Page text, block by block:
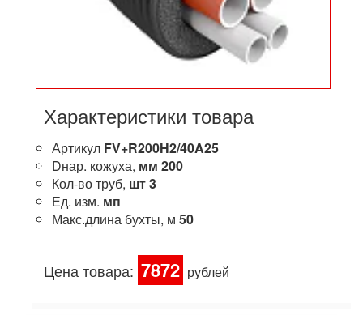
Характеристики товара
Артикул FV+R200H2/40A25
Dнар. кожуха, мм 200
Кол-во труб, шт3
Ед. изм. мп
Макс.длина бухты, м 50
Цена товара: 7872 рублей